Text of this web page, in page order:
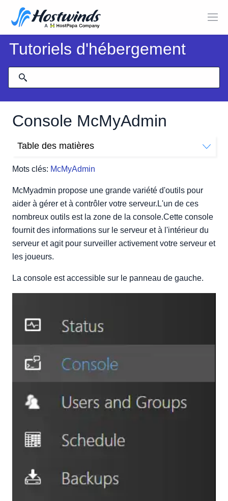
Tutoriels d'hébergement
Console McMyAdmin
Mots clés: McMyAdmin
Table des matières
Plus d'information
McMyadmin propose une grande variété d'outils pour
aider à gérer et à contrôler votre serveur.L'un de ces
nombreux outils est la zone de la console.Cette console
fournit des informations sur le serveur et à l'intérieur du
serveur et agit pour surveiller activement votre serveur et
les joueurs.
La console est accessible sur le panneau de gauche.